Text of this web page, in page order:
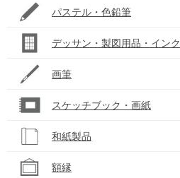
パステル・色鉛筆
デッサン・製図用品・インク
画筆
スケッチブック・画紙
和紙製品
額縁